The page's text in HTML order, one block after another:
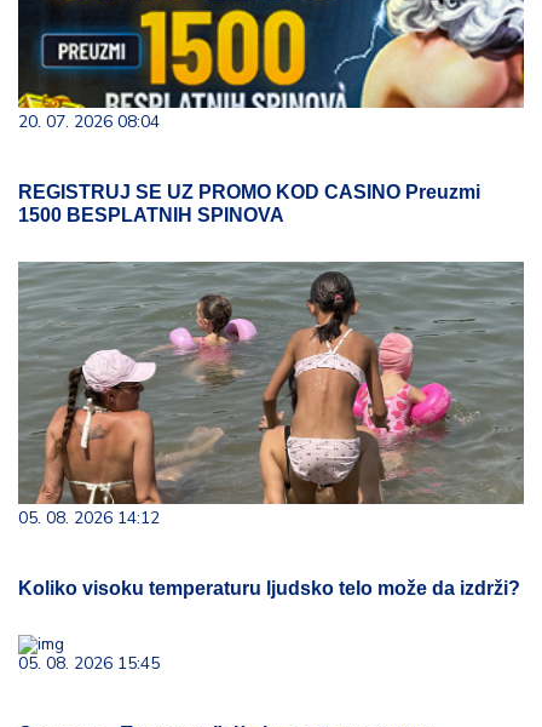
20. 07. 2026 08:04
REGISTRUJ SE UZ PROMO KOD CASINO Preuzmi
1500 BESPLATNIH SPINOVA
05. 08. 2026 14:12
Koliko visoku temperaturu ljudsko telo može da izdrži?
05. 08. 2026 15:45